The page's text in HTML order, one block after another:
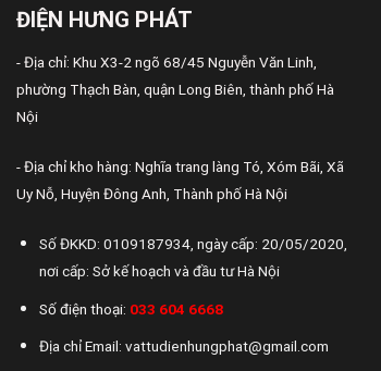
ĐIỆN HƯNG PHÁT
- Địa chỉ: Khu X3-2 ngõ 68/45 Nguyễn Văn Linh,
phường Thạch Bàn, quận Long Biên, thành phố Hà
Nội
- Địa chỉ kho hàng: Nghĩa trang làng Tó, Xóm Bãi, Xã
Uy Nỗ, Huyện Đông Anh, Thành phố Hà Nội
Số ĐKKD: 0109187934, ngày cấp: 20/05/2020,
nơi cấp: Sở kế hoạch và đầu tư Hà Nội
Số điện thoại: 033 604 6668
Địa chỉ Email: vattudienhungphat@gmail.com